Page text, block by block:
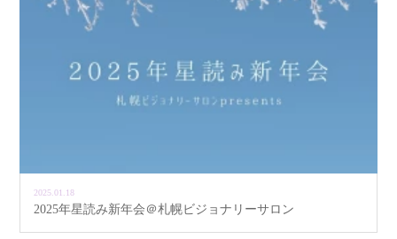
2025.01.18
2025年星読み新年会＠札幌ビジョナリーサロン